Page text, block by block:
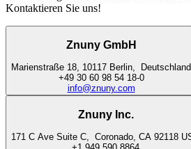
Kontaktieren Sie uns!
Znuny GmbH
Marienstraße 18, 10117 Berlin,
Deutschland
+49 30 60 98 54 18-0
info@znuny.com
Znuny Inc.
171 C Ave Suite C, Coronado, CA 92118